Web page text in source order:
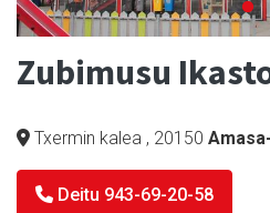
Zubimusu
Txermin kalea , 20150
Deitu 943-69-20-58